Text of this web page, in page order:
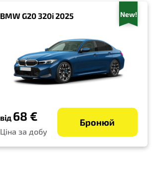
BMW G20 320i 2025 New!
від 68 €
Ціна за добу
Бронюй